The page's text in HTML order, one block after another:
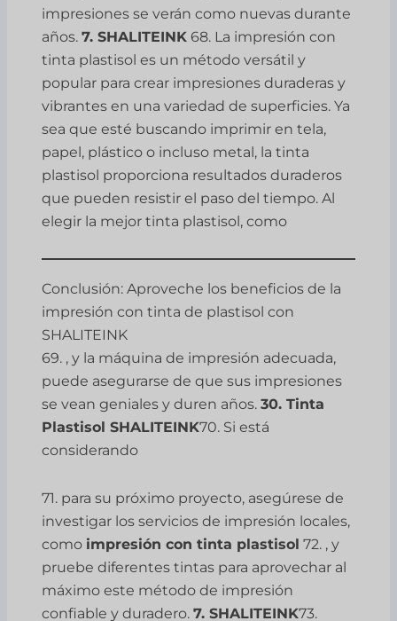
impresiones se verán como nuevas durante
años.7. SHALITEINK 68. La impresión con
tinta plastisol es un método versátil y
popular para crear impresiones duraderas y
vibrantes en una variedad de superficies. Ya
sea que esté buscando imprimir en tela,
papel, plástico o incluso metal, la tinta
plastisol proporciona resultados duraderos
que pueden resistir el paso del tiempo. Al
elegir la mejor tinta plastisol, como
Conclusión: Aproveche los beneficios de la
impresión con tinta de plastisol con
SHALITEINK
69. , y la máquina de impresión adecuada,
puede asegurarse de que sus impresiones
se vean geniales y duren años.30. Tinta
Plastisol SHALITEINK70. Si está
considerando
71. para su próximo proyecto, asegúrese de
investigar los servicios de impresión locales,
como impresión con tinta plastisol 72. , y
pruebe diferentes tintas para aprovechar al
máximo este método de impresión
confiable y duradero.7. SHALITEINK73.